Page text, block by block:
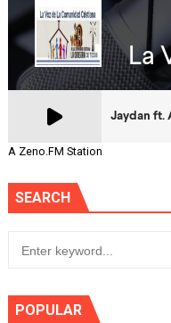
A Zeno.FM Station
SEARCH
POPULAR